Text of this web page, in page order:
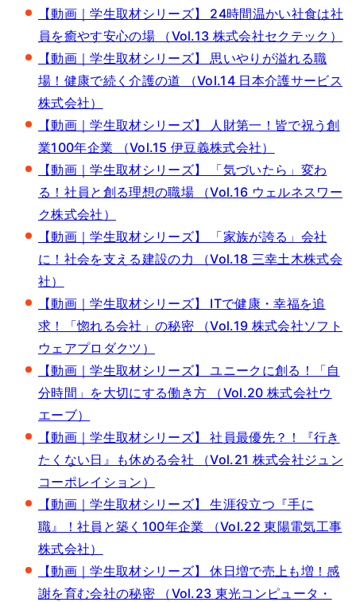
【動画｜学生取材シリーズ】 24時間温かい社食は社
員を癒やす安心の場 （Vol.13 株式会社セクテック）
【動画｜学生取材シリーズ】 思いやりが溢れる職
場！健康で続く介護の道 （Vol.14 日本介護サービス
株式会社）
【動画｜学生取材シリーズ】 人財第一！皆で祝う創
業100年企業 （Vol.15 伊豆義株式会社）
【動画｜学生取材シリーズ】 「気づいたら」変わ
る！社員と創る理想の職場 （Vol.16 ウェルネスワー
ク株式会社）
【動画｜学生取材シリーズ】 「家族が誇る」会社
に！社会を支える建設の力 （Vol.18 三幸土木株式会
社）
【動画｜学生取材シリーズ】 ITで健康・幸福を追
求！「惚れる会社」の秘密 （Vol.19 株式会社ソフト
ウェアプロダクツ）
【動画｜学生取材シリーズ】 ユニークに創る！「自
分時間」を大切にする働き方 （Vol.20 株式会社ウ
エーブ）
【動画｜学生取材シリーズ】 社員最優先？！『行き
たくない日』も休める会社 （Vol.21 株式会社ジュン
コーポレイション）
【動画｜学生取材シリーズ】 生涯役立つ『手に
職』！社員と築く100年企業 （Vol.22 東陽電気工事
株式会社）
【動画｜学生取材シリーズ】 休日増で売上も増！感
謝を育む会社の秘密 （Vol.23 東光コンピュータ・